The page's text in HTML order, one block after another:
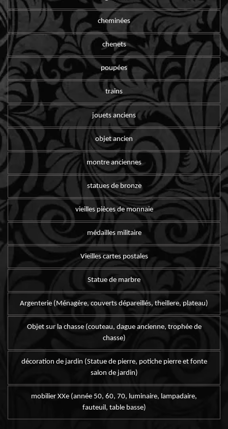
cheminées
chenets
poupées
trains
jouets anciens
objet ancien
montre anciennes
statues de bronze
vieilles pièces de monnaie
médailles militaire
Vieilles cartes postales
Statue de marbre
Argenterie (Ménagère, couverts dépareillés, theillere, plateau)
Objet sur la chasse (couteau, dague ancienne, trophée de
chasse)
décoration de jardin (Statue de pierre, potiche pierre et fonte
salon de jardin)
mobilier XXe (année 50, 60, 70, luminaire, lampadaire,
fauteuil, table basse)